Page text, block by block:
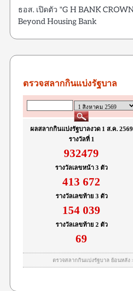
ธอส. เปิดตัว "G H BANK
Beyond Housing Bank